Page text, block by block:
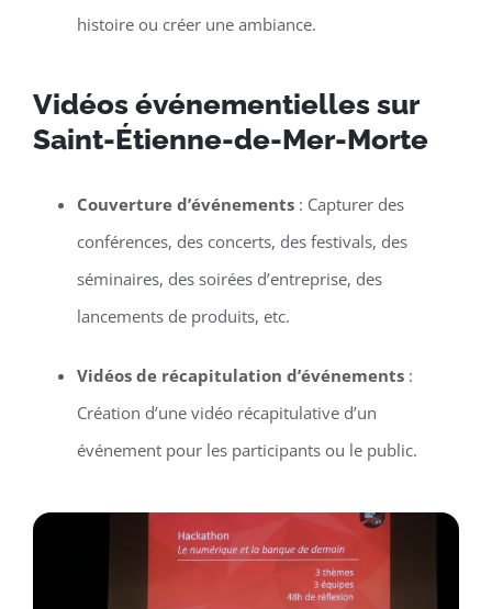
histoire ou créer une ambiance.
Vidéos événementielles sur
Saint-Étienne-de-Mer-Morte
Couverture d’événements: Capturer des
conférences, des concerts, des festivals, des
séminaires, des soirées d’entreprise, des
lancements de produits, etc.
Vidéos de récapitulation d’événements:
Création d’une vidéo récapitulative d’un
événement pour les participants ou le public.